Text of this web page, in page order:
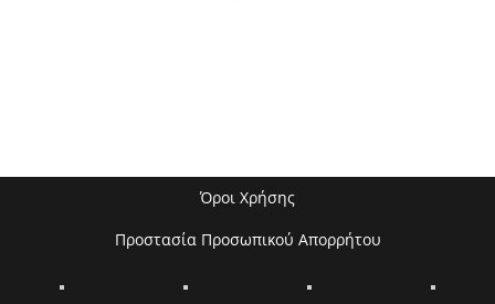
Όροι Χρήσης
Προστασία Προσωπικού Απορρήτου